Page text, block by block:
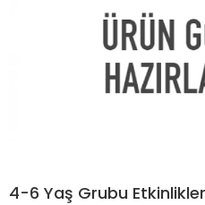
4-6 Yaş Grubu